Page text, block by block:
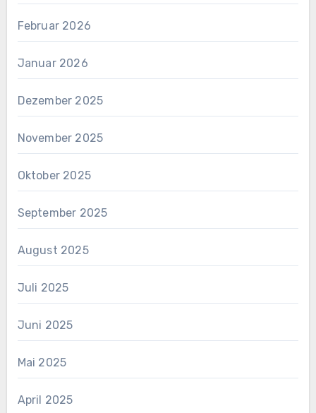
Februar 2026
Januar 2026
Dezember 2025
November 2025
Oktober 2025
September 2025
August 2025
Juli 2025
Juni 2025
Mai 2025
April 2025